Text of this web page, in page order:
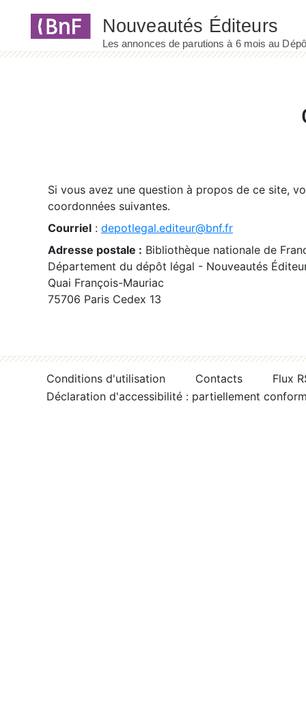
Si vous avez une question à propos de ce site,
coordonnées suivantes.
Courriel : depotlegal.editeur@bnf.fr
Adresse postale : Bibliothèque nationale de
Département du dépôt légal - Nouveautés
Quai François-Mauriac
75706 Paris Cedex 13
Conditions d'utilisation Contacts
Flux
Déclaration d'accessibilité : partiellement